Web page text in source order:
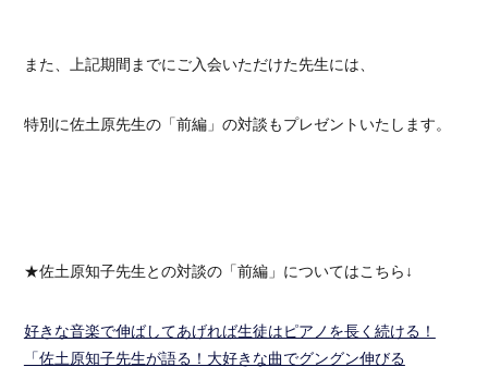
また、上記期間までにご入会いただけた先生には、
特別に佐土原先生の「前編」の対談もプレゼントいたします。
★佐土原知子先生との対談の「前編」についてはこちら↓
好きな音楽で伸ばしてあげれば生徒はピアノを長く続ける！
「佐土原知子先生が語る！大好きな曲でグングン伸びる